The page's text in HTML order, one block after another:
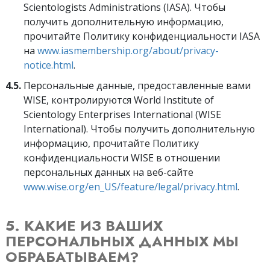
Scientologists Administrations (IASA). Чтобы
получить дополнительную информацию,
прочитайте Политику конфиденциальности IASA
на www.iasmembership.org/about/privacy-
notice.html.
4.5. Персональные данные, предоставленные вами
WISE, контролируются World Institute of
Scientology Enterprises International (WISE
International). Чтобы получить дополнительную
информацию, прочитайте Политику
конфиденциальности WISE в отношении
персональных данных на веб-сайте
www.wise.org/en_US/feature/legal/privacy.html.
5. КАКИЕ ИЗ ВАШИХ
ПЕРСОНАЛЬНЫХ ДАННЫХ МЫ
ОБРАБАТЫВАЕМ?